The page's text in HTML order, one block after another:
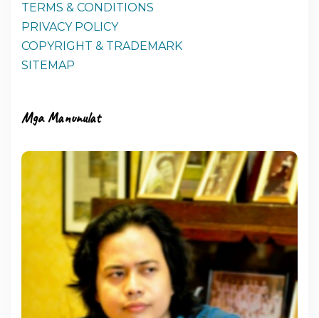
TERMS & CONDITIONS
PRIVACY POLICY
COPYRIGHT & TRADEMARK
SITEMAP
Mga Manunulat